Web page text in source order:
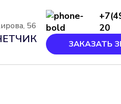
56
20
ЗАКАЗАТЬ